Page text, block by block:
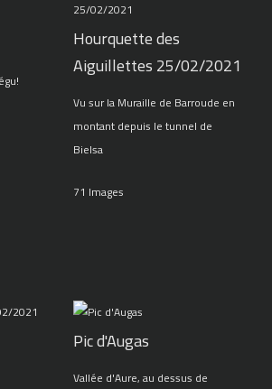
Hourquette des
Aiguillettes 25/02/2021
Vu sur la Muraille de Barroude en
montant depuis le tunnel de
Bielsa
71 Images
Pic d'Augas
Vallée d'Aure, au dessus de